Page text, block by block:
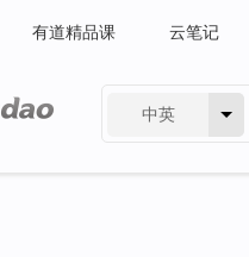
有道精品课 云笔记
中英